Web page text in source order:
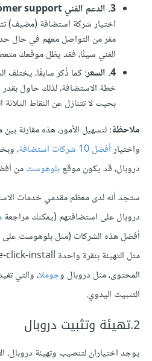
3. الدعم الفني Customer support
اختيار شركة استضافة (مضيف)
مفر من التواصل معهم في حال
الفني سيئًا، فقد يظل موقعك
4. السعر
: كما ذُكر سابقًا، يختلف
خطة الاستضافة، لذلك حاول
بحيث لا تتنازل عن النقاط الثلاثة
ملاحظة:لتسهيل الأمور، هذه مقارنة
واختيارأفضل 10 شركات استضافة
،
دروبال، قد يكون موقعبلوهوستمن
ستجد أنه لدى معظم مقدمي خدمات
دروبال على استضافتهم (يمكنك مراجعة
أفضل هذه الشركات (مثل بلوهوست
المحتوى، مثل دروبال وجوملا، والتي
التثبيت اليدوي.
2.تهيئة وتثبيت دروبال
يوجد اختياران لتنصيب وتهيئة دروبال،